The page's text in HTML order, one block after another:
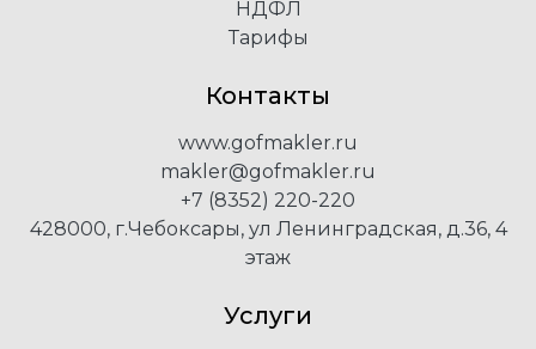
НДФЛ
Тарифы
Услуги
Контакты
www.gofmakler.ru
makler@gofmakler.ru
+7 (8352) 220-220
428000, г.Чебоксары, ул Ленинградская, д.36, 4
этаж